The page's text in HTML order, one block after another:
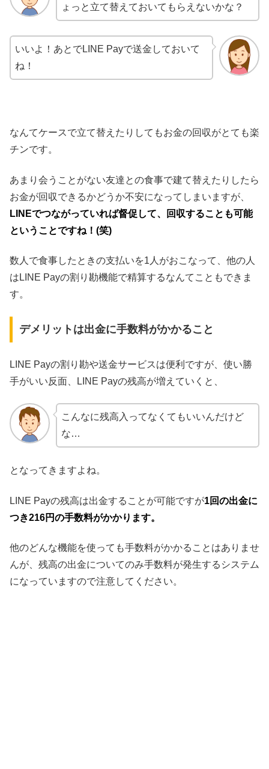
ょっと立て替えておいてもらえないかな？
いいよ！あとでLINE Payで送金しておいて
ね！
なんてケースで立て替えたりしてもお金の回収がとても楽
チンです。
あまり会うことがない友達との食事で建て替えたりしたら
お金が回収できるかどうか不安になってしまいますが、
LINEでつながっていれば督促して、回収することも可能
ということですね！(笑)
数人で食事したときの支払いを1人がおこなって、他の人
はLINE Payの割り勘機能で精算するなんてこともできま
す。
デメリットは出金に手数料がかかること
LINE Payの割り勘や送金サービスは便利ですが、使い勝
手がいい反面、LINE Payの残高が増えていくと、
こんなに残高入ってなくてもいいんだけど
な…
となってきますよね。
LINE Payの残高は出金することが可能ですが1回の出金に
つき216円の手数料がかかります。
他のどんな機能を使っても手数料がかかることはありませ
んが、残高の出金についてのみ手数料が発生するシステム
になっていますので注意してください。